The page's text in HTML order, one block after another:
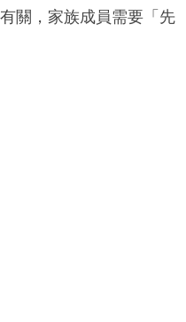
關，家族成員需要「先